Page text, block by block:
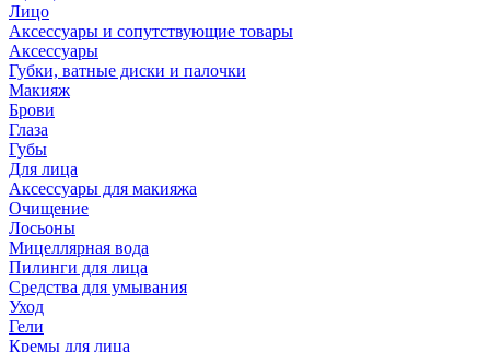
Лицо
Аксессуары и сопутствующие товары
Аксессуары
Губки, ватные диски и палочки
Макияж
Брови
Глаза
Губы
Для лица
Аксессуары для макияжа
Очищение
Лосьоны
Мицеллярная вода
Пилинги для лица
Средства для умывания
Уход
Гели
Кремы для лица